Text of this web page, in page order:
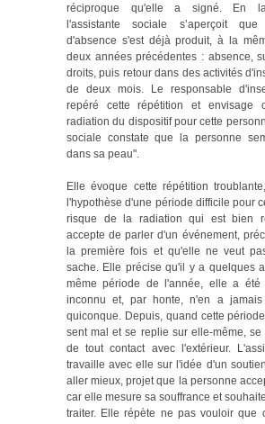
réciproque qu'elle a signé. En la
l'assistante sociale s’aperçoit
d'absence s'est déjà produit, à la
deux années précédentes : absence,
droits, puis retour dans des activités
de deux mois. Le responsable
repéré cette répétition et envisage
radiation du dispositif pour cette
sociale constate que la personne
dans sa peau".
Elle évoque cette répétition
l'hypothèse d'une période difficile pour
risque de la radiation qui est bien
accepte de parler d'un événement,
la première fois et qu'elle ne veut
sache. Elle précise qu'il y a quelques
même période de l'année, elle a été
inconnu et, par honte, n'en a
quiconque. Depuis, quand cette
sent mal et se replie sur elle-même, se
de tout contact avec l'extérieur.
travaille avec elle sur l'idée d'un
aller mieux, projet que la personne
car elle mesure sa souffrance et
traiter. Elle répète ne pas vouloir que